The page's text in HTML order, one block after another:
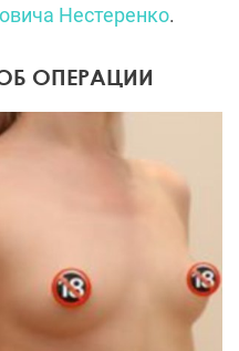
Нестеренко.
ОПЕРАЦИИ